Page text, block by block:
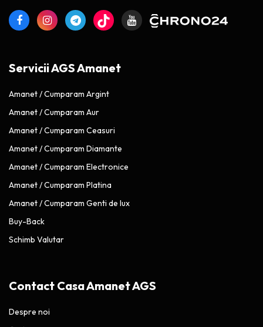
Servicii AGS Amanet
Amanet / Cumparam Argint
Amanet / Cumparam Aur
Amanet / Cumparam Ceasuri
Amanet / Cumparam Diamante
Amanet / Cumparam Electronice
Amanet / Cumparam Platina
Amanet / Cumparam Genti de lux
Buy-Back
Schimb Valutar
Contact Casa Amanet AGS
Despre noi